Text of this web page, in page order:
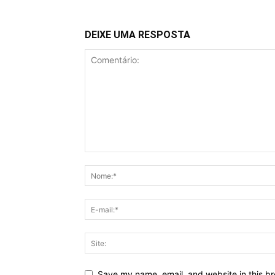
DEIXE UMA RESPOSTA